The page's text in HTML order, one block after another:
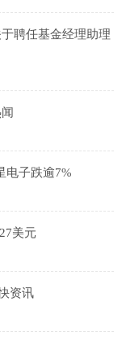
聘任基金经理助理
电子跌逾7%
美元
资讯